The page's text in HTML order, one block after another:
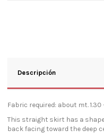
Descripción
Fabric required: about mt. 1.30
This straight skirt has a
back facing toward the deep